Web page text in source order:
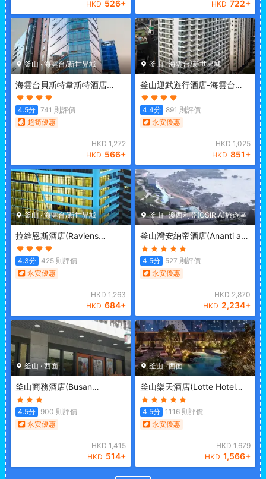
HKD 526+ HKD 722+
釜山·海雲台/新世界城
海雲台貝斯特韋斯特酒店
(Best Western Haeundae
Hotel)
4.5分 741 則評價
超筍優惠
HKD1,272
HKD 566+
釜山·海雲台/新世界城
釜山迎武遊行酒店-海雲台海
灘 (Busan Yeongmu Parade
Hotel Haeundae Beach)
4.4分 891 則評價
永安優惠
HKD1,025
HKD 851+
釜山·海雲台/新世界城
拉維恩斯酒店(Raviens
Maison de Hotel)
4.3分 425 則評價
永安優惠
HKD1,263
HKD 684+
釜山·澳西利亞(OSIRIA)旅遊區
釜山灣安納帝酒店(Ananti at
Busan Cove)
4.5分 527 則評價
永安優惠
HKD2,870
HKD 2,234+
釜山 · 西面
釜山商務酒店(Busan
Business Hotel)
4.5分 900 則評價
永安優惠
HKD1,415
HKD 514+
釜山·西面
釜山樂天酒店(Lotte Hotel
Busan)
4.5分 1116 則評價
永安優惠
HKD1,679
HKD 1,566+